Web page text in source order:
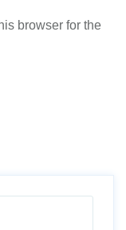
browser for the